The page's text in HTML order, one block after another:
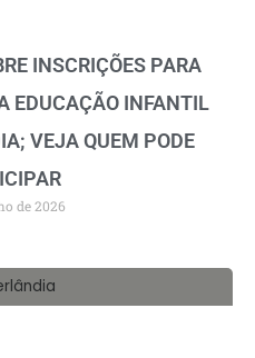
INSCRIÇÕES PARA
EDUCAÇÃO INFANTIL
VEJA QUEM PODE
de 2026